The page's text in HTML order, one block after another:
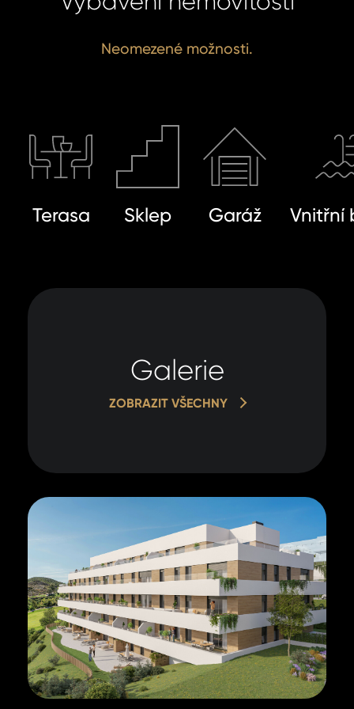
Neomezené možnosti.
Terasa Sklep Garáž Vnitřní
Galerie
ZOBRAZIT VŠECHNY